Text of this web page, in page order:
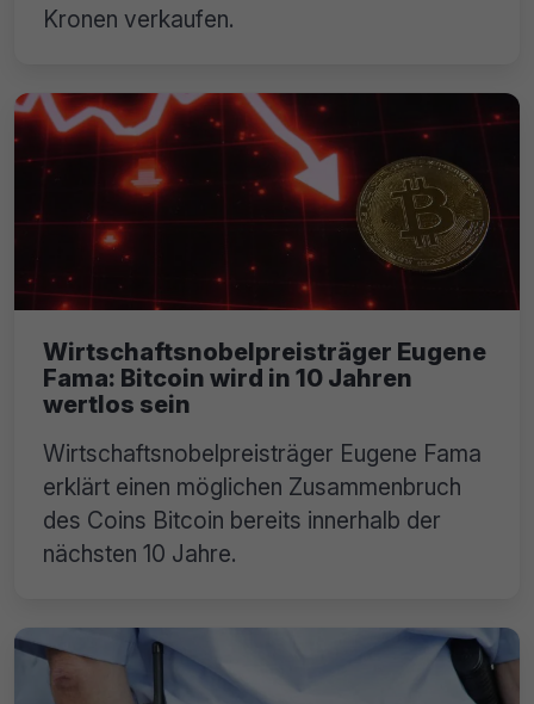
Kronen verkaufen.
Wirtschaftsnobelpreisträger Eugene
Fama: Bitcoin wird in 10 Jahren
wertlos sein
Wirtschaftsnobelpreisträger Eugene Fama
erklärt einen möglichen Zusammenbruch
des Coins Bitcoin bereits innerhalb der
nächsten 10 Jahre.